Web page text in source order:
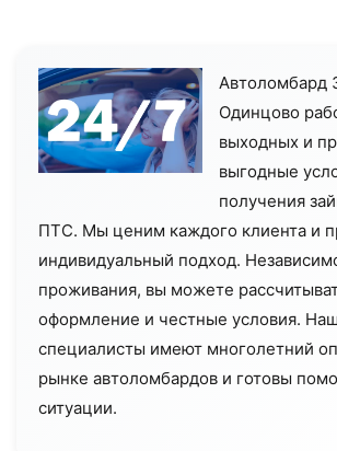
Автоломбард
Одинцово
выходных и
выгодные
получения
ПТС. Мы ценим каждого клиента и
индивидуальный подход.
проживания, вы можете
оформление и честные условия.
специалисты имеют многолетний
рынке автоломбардов и готовы
ситуации.